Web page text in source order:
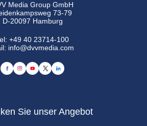
Media Group GmbH
73-79
D-20097 Hamburg
+49 40 23714-100
info@dvvmedia.com
Sie unser Angebot